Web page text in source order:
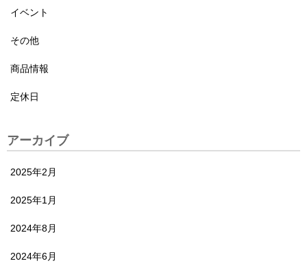
イベント
その他
商品情報
定休日
アーカイブ
2025年2月
2025年1月
2024年8月
2024年6月